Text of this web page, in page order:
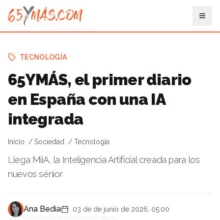
TECNOLOGÍA
65YMÁS, el primer diario
en España con una IA
integrada
Inicio Sociedad Tecnología
Llega MiiA, la Inteligencia Artificial creada para los
nuevos sénior
Ana Bedia
03 de de junio de 2026, 05:00